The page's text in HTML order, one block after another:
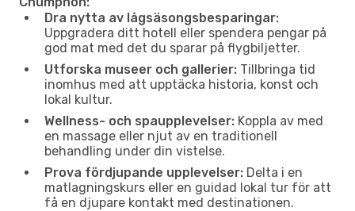
Dra nytta av lågsäsongsbesparingar:
Uppgradera ditt hotell eller spendera pengar på
god mat med det du sparar på flygbiljetter.
Utforska museer och gallerier: Tillbringa tid
inomhus med att upptäcka historia, konst och
lokal kultur.
Wellness- och spaupplevelser: Koppla av med
en massage eller njut av en traditionell
behandling under din vistelse.
Prova fördjupande upplevelser: Delta i en
matlagningskurs eller en guidad lokal tur för att
få en djupare kontakt med destinationen.